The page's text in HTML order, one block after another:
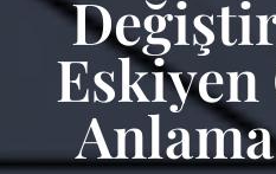
Eskiyen